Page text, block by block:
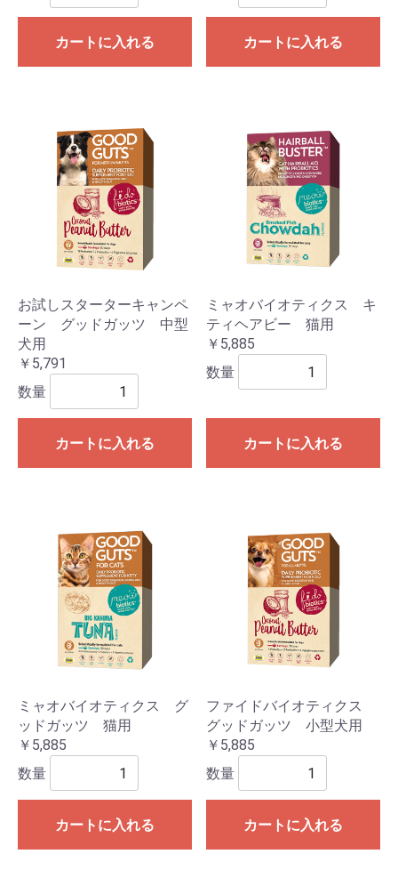
カートに入れる カートに入れる
お試しスターターキャンペ
ーン グッドガッツ 中型
犬用
￥5,791
数量
カートに入れる
ミャオバイオティクス キ
ティヘアビー 猫用
￥5,885
数量
カートに入れる
ミャオバイオティクス グ
ッドガッツ 猫用
￥5,885
数量
カートに入れる
ファイドバイオティクス
グッドガッツ 小型犬用
￥5,885
数量
カートに入れる